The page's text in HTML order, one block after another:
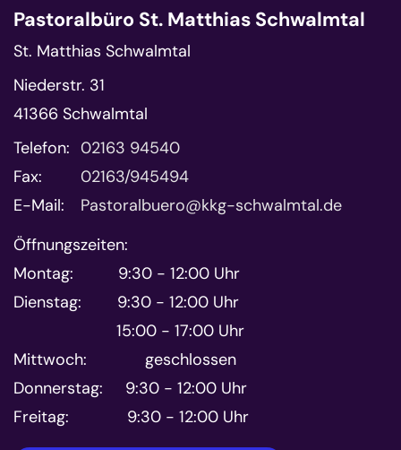
Pastoralbüro St. Matthias Schwalmtal
St. Matthias Schwalmtal
Niederstr. 31
41366 Schwalmtal
Telefon: 02163 94540
Fax:
02163/945494
E-Mail:
Pastoralbuero@kkg-schwalmtal.de
Öffnungszeiten:
Montag: 9:30 - 12:00 Uhr
Dienstag: 9:30 - 12:00 Uhr
15:00 - 17:00 Uhr
Mittwoch: geschlossen
Donnerstag: 9:30 - 12:00 Uhr
Freitag: 9:30 - 12:00 Uhr